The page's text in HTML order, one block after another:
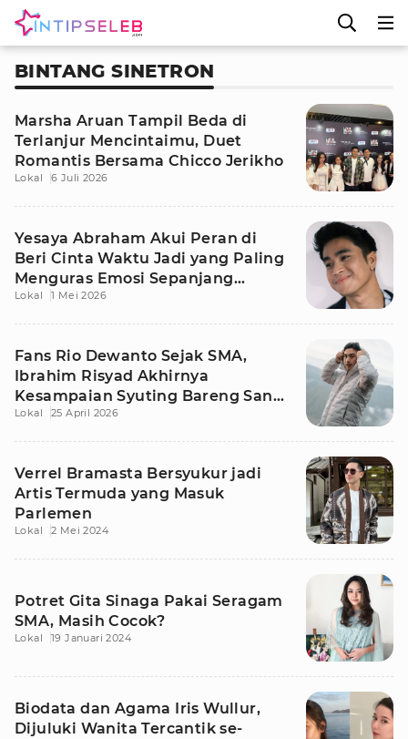
BINTANG SINETRON
Marsha Aruan Tampil Beda di
Terlanjur Mencintaimu, Duet
Romantis Bersama Chicco Jerikho
Lokal 6 Juli 2026
Yesaya Abraham Akui Peran di
Beri Cinta Waktu Jadi yang Paling
Menguras Emosi Sepanjang
Kariernya
Lokal 1 Mei 2026
Fans Rio Dewanto Sejak SMA,
Ibrahim Risyad Akhirnya
Kesampaian Syuting Bareng Sang
Idola
Lokal 25 April 2026
Verrel Bramasta Bersyukur jadi
Artis Termuda yang Masuk
Parlemen
Lokal 2 Mei 2024
Potret Gita Sinaga Pakai Seragam
SMA, Masih Cocok?
Lokal 19 Januari 2024
Biodata dan Agama Iris Wullur,
Dijuluki Wanita Tercantik se-